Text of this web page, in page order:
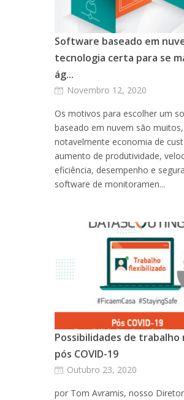
Software baseado em
tecnologia certa para se
ág...
Novembro 12, 2020
Os motivos para escolher um
baseado em nuvem são muitos,
notavelmente economia de
aumento de produtividade,
eficiência, desempenho e
software de monitoramen...
Possibilidades de
pós COVID-19
Outubro 23, 2020
por Tom Avramis, nosso Diretor